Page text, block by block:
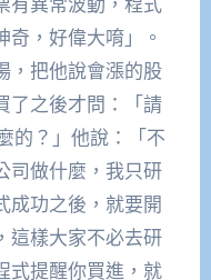
，好偉大唷」。
，把他說會漲的股
了之後才問：「請
的？」他說：「不
司做什麼，我只研
成功之後，就要開
這樣大家不必去研
式提醒你買進，就